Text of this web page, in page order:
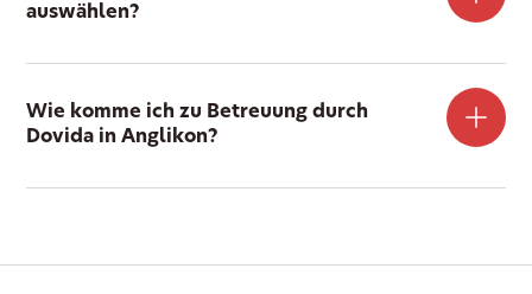
auswählen?
Wie komme ich zu Betreuung durch
Dovida in Anglikon?